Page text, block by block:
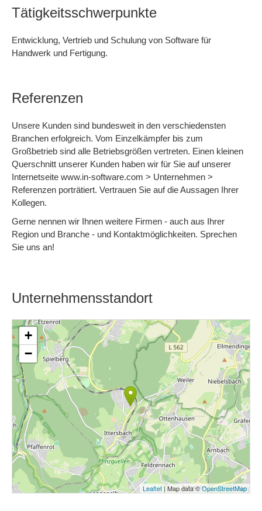
Tätigkeitsschwerpunkte
Entwicklung, Vertrieb und Schulung von Software für
Handwerk und Fertigung.
Referenzen
Unsere Kunden sind bundesweit in den verschiedensten
Branchen erfolgreich. Vom Einzelkämpfer bis zum
Großbetrieb sind alle Betriebsgrößen vertreten. Einen kleinen
Querschnitt unserer Kunden haben wir für Sie auf unserer
Internetseite www.in-software.com > Unternehmen >
Referenzen porträtiert. Vertrauen Sie auf die Aussagen Ihrer
Kollegen.
Gerne nennen wir Ihnen weitere Firmen - auch aus Ihrer
Region und Branche - und Kontaktmöglichkeiten. Sprechen
Sie uns an!
Unternehmensstandort
+
−
Leaflet | Map data ©OpenStreetMap